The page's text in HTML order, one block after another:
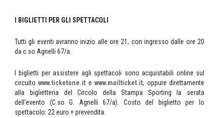
I BIGLIETTI PER GLI SPETTACOLI
Tutti gli eventi avranno inizio alle ore 21, con ingresso dalle ore 20
da c.so Agnelli 67/a.
I biglietti per assistere agli spettacoli sono acquistabili online sul
circuitowww.ticketone.it ewww.mailticket.it, oppure direttamente
alla biglietteria del Circolo della Stampa Sporting la serata
dell’evento (C.so G. Agnelli 67/a). Costo del biglietto per lo
spettacolo: 22 euro + prevendita.